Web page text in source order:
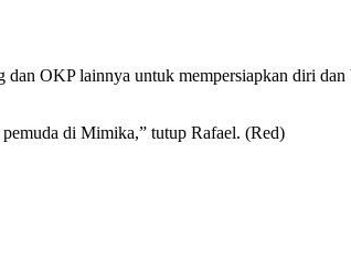
OKP lainnya untuk mempersiapkan diri dan
di Mimika,” tutup Rafael. (Red)